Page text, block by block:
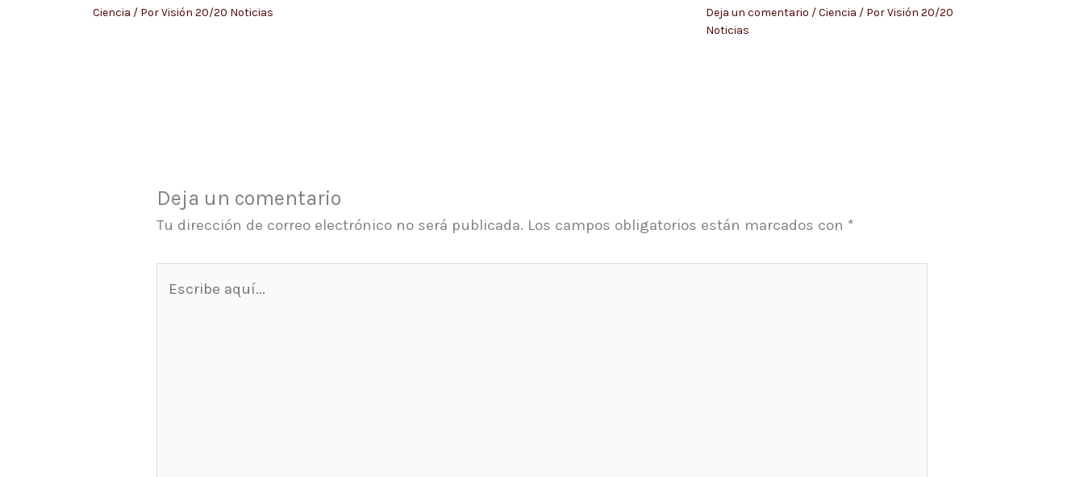
Ciencia / PorVisión 20/20 Noticias Deja un comentario /Ciencia / PorVisión 20/20
Noticias
Deja un comentario
Tu dirección de correo electrónico no será publicada. Los campos obligatorios están marcados con *